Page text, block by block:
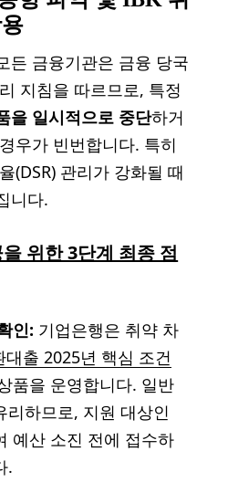
든 금융기관은 금융 당국
지침을 따르므로, 특정
을 일시적으로 중단하거
우가 빈번합니다. 특히
(DSR) 관리가 강화될 때
니다.
위한 3단계 최종 점
인: 기업은행은 취약 차
대출 2025년 핵심 조건
품을 운영합니다. 일반
리하므로, 지원 대상인
예산 소진 전에 접수하
.